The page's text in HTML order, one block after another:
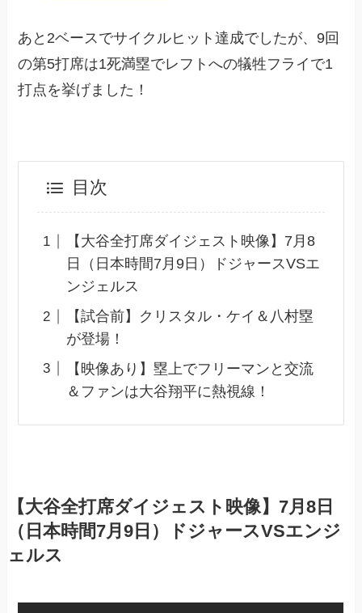
あと2ベースでサイクルヒット達成でしたが、9回
の第5打席は1死満塁でレフトへの犠牲フライで1
打点を挙げました！
目次
【大谷全打席ダイジェスト映像】7月8
日（日本時間7月9日）ドジャースVSエ
ンジェルス
【試合前】クリスタル・ケイ＆八村塁
が登場！
【映像あり】塁上でフリーマンと交流
＆ファンは大谷翔平に熱視線！
【大谷全打席ダイジェスト映像】7月8日
（日本時間7月9日）ドジャースVSエンジ
ェルス